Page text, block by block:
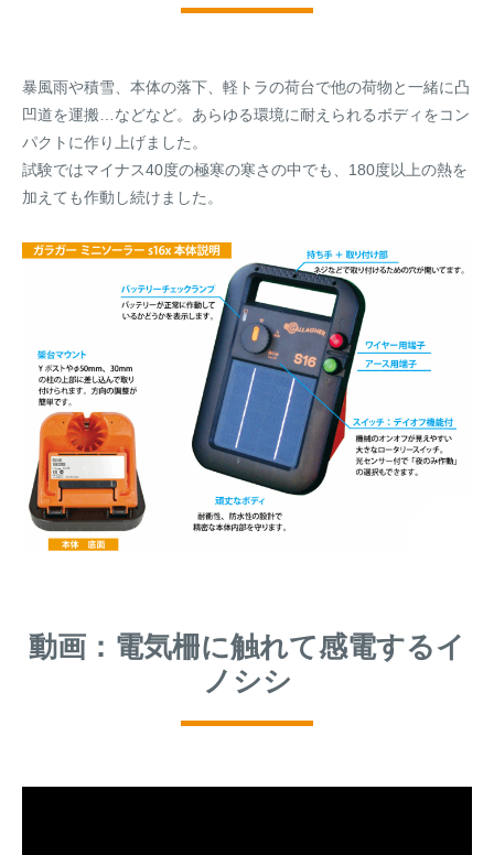
暴風雨や積雪、本体の落下、軽トラの荷台で他の荷物と一緒に凸
凹道を運搬…などなど。あらゆる環境に耐えられるボディをコン
パクトに作り上げました。
試験ではマイナス40度の極寒の寒さの中でも、180度以上の熱を
加えても作動し続けました。
動画：電気柵に触れて感電するイ
ノシシ